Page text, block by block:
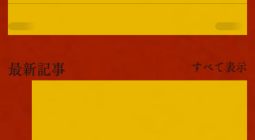
最新記事 すべて表示